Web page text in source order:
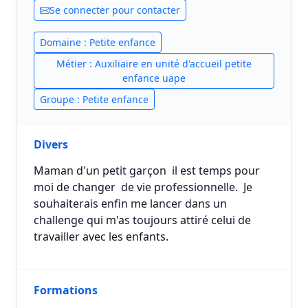
Se connecter pour contacter
Domaine : Petite enfance
Métier : Auxiliaire en unité d'accueil petite
enfance uape
Groupe : Petite enfance
Divers
Maman d'un petit garçon il est temps pour
moi de changer de vie professionnelle. Je
souhaiterais enfin me lancer dans un
challenge qui m'as toujours attiré celui de
travailler avec les enfants.
Formations